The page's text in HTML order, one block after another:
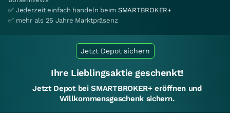
✅ Jederzeit einfach handeln beim SMARTBROKER+
✅ mehr als 25 Jahre Marktpräsenz
Jetzt Depot sichern
Ihre Lieblingsaktie geschenkt!
Jetzt Depot bei SMARTBROKER+ eröffnen und
Willkommensgeschenk sichern.